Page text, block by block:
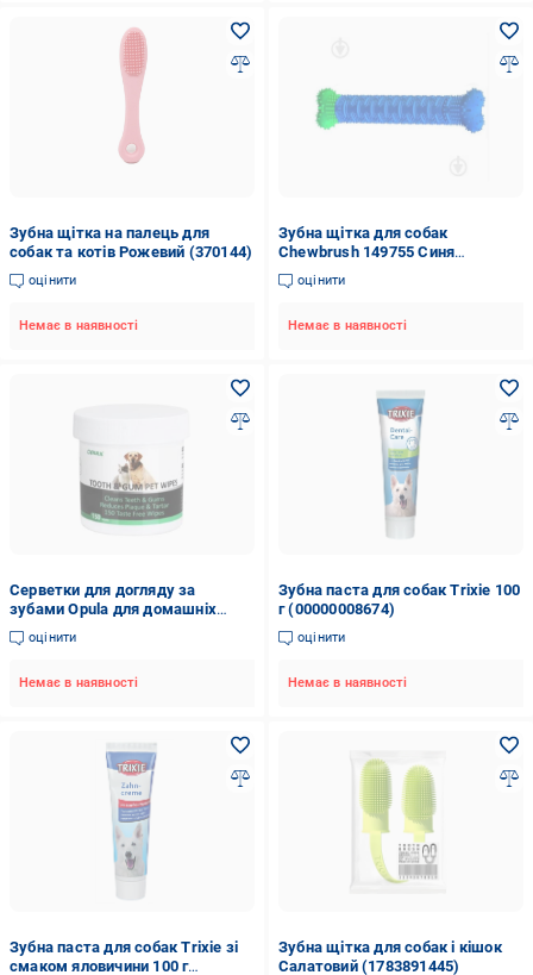
Зубна щітка на палець для
собак та котів Рожевий (370144)
оцінити
Немає в наявності
Зубна щітка для собак
Сhewbrush 149755 Синя
(hub_gxXn54880)
оцінити
Немає в наявності
Серветки для догляду за
зубами Opula для домашніх
улюбленців 150 150 шт.
оцінити
Немає в наявності
Зубна паста для собак Trixie 100
г (00000008674)
оцінити
Немає в наявності
Зубна паста для собак Trixie зі
смаком яловичини 100 г
Зубна щітка для собак і кішок
Салатовий (1783891445)